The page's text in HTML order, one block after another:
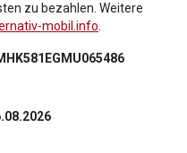
zu bezahlen. Weitere
mobil.info.